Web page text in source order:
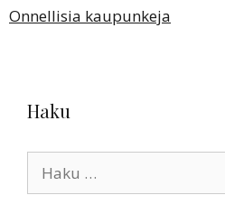
Onnellisia kaupunkeja
Haku